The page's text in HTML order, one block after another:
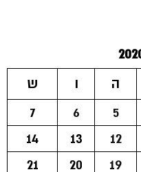
ה ו
ש
5
6
7
12
13
14
19
20
21